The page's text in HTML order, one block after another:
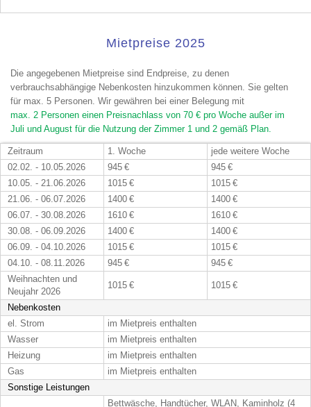
Mietpreise 2025
Die angegebenen Mietpreise sind Endpreise, zu denen
verbrauchsabhängige Nebenkosten hinzukommen können. Sie gelten
für max. 5 Personen. Wir gewähren bei einer Belegung mit
max. 2 Personen einen Preisnachlass von 70 € pro Woche außer im
Juli und August für die Nutzung der Zimmer 1 und 2 gemäß Plan.
Zeitraum 1. Woche
jede weitere Woche
02.02. - 10.05.2026
945 €
945 €
10.05. - 21.06.2026
1015 €
1015 €
21.06. - 06.07.2026
1400 €
1400 €
06.07. - 30.08.2026
1610 €
1610 €
30.08. - 06.09.2026
1400 €
1400 €
06.09. - 04.10.2026
1015 €
1015 €
04.10. - 08.11.2026
945 €
945 €
Weihnachten und
Neujahr 2026
1015 € 1015 €
Nebenkosten
el. Strom
im Mietpreis enthalten
Wasser
im Mietpreis enthalten
Heizung
im Mietpreis enthalten
Gas
im Mietpreis enthalten
Sonstige Leistungen
Bettwäsche, Handtücher, WLAN, Kaminholz (4